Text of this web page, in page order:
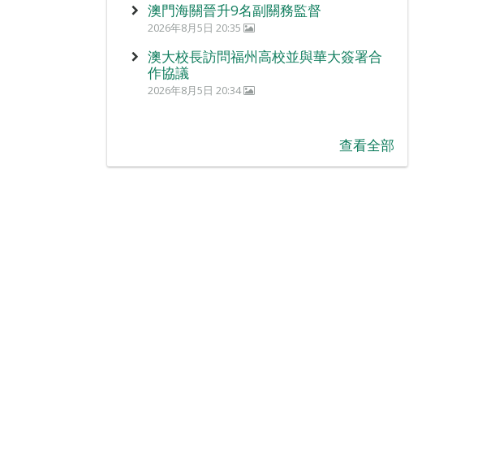
澳門海關晉升9名副關務監督
2026年8月5日 20:35
澳大校長訪問福州高校並與華大簽署合
作協議
2026年8月5日 20:34
查看全部